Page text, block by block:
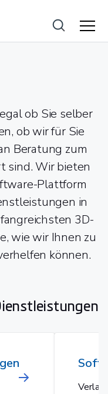
ob Sie selber
ob wir für Sie
Beratung zum
sind. Wir bieten
Plattform
in
3D-
wie wir Ihnen zu
können.